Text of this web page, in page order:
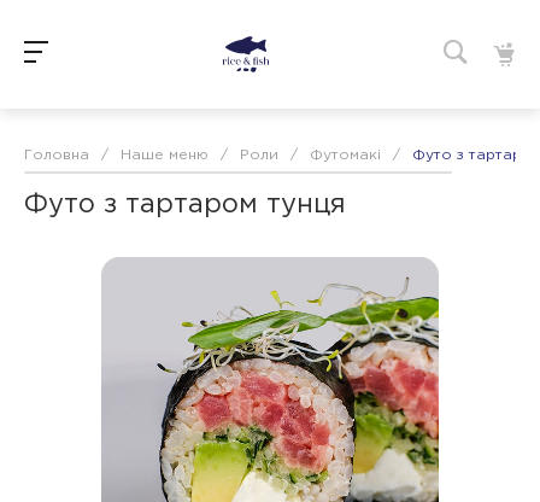
Головна / Наше меню / Роли / Футомакі / Футо з
Футо з тартаром тунця